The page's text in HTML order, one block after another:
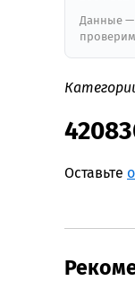
Данные —
Оставьте